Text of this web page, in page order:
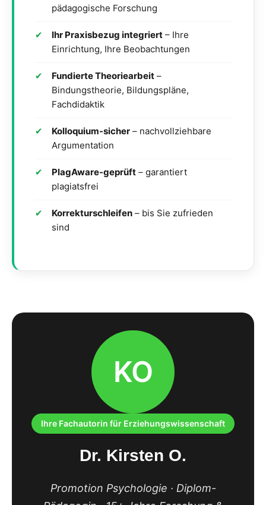
pädagogische Forschung
Ihr Praxisbezug integriert – Ihre
Einrichtung, Ihre Beobachtungen
Fundierte Theoriearbeit –
Bindungstheorie, Bildungspläne,
Fachdidaktik
Kolloquium-sicher – nachvollziehbare
Argumentation
PlagAware-geprüft – garantiert
plagiatsfrei
Korrekturschleifen – bis Sie zufrieden
sind
KO
Ihre Fachautorin für Erziehungswissenschaft
Dr. Kirsten O.
Promotion Psychologie · Diplom-